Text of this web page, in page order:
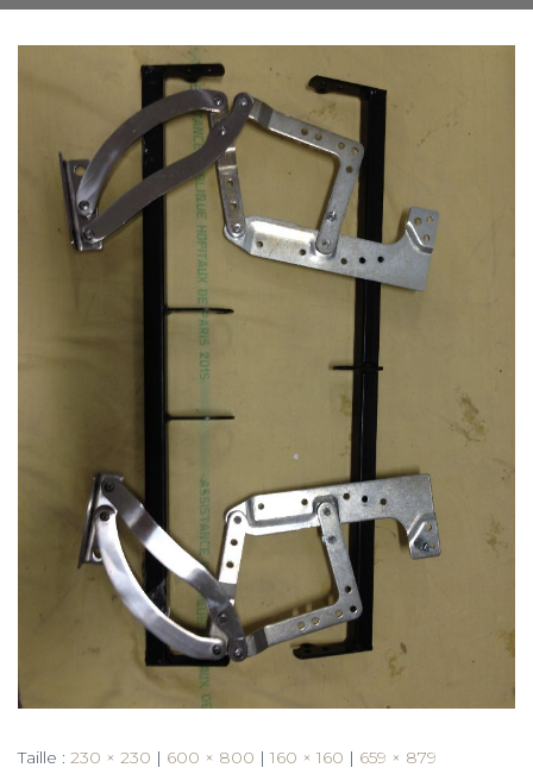
N
Taille : 230 × 230 | 600 × 800 | 160 × 160 | 659 × 879